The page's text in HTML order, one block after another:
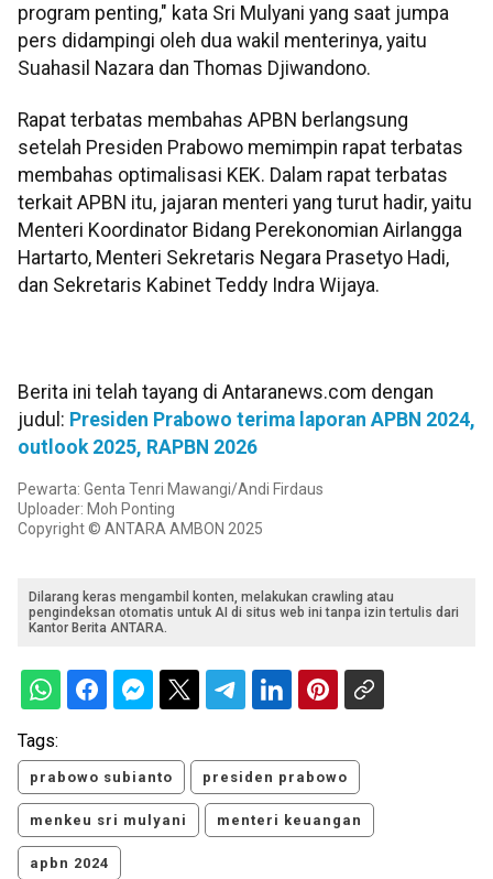
program penting," kata Sri Mulyani yang saat jumpa
pers didampingi oleh dua wakil menterinya, yaitu
Suahasil Nazara dan Thomas Djiwandono.
Rapat terbatas membahas APBN berlangsung
setelah Presiden Prabowo memimpin rapat terbatas
membahas optimalisasi KEK. Dalam rapat terbatas
terkait APBN itu, jajaran menteri yang turut hadir, yaitu
Menteri Koordinator Bidang Perekonomian Airlangga
Hartarto, Menteri Sekretaris Negara Prasetyo Hadi,
dan Sekretaris Kabinet Teddy Indra Wijaya.
Berita ini telah tayang di Antaranews.com dengan
judul: Presiden Prabowo terima laporan APBN 2024,
outlook 2025, RAPBN 2026
Pewarta: Genta Tenri Mawangi/Andi Firdaus
Uploader: Moh Ponting
Copyright © ANTARA AMBON 2025
Dilarang keras mengambil konten, melakukan crawling atau
pengindeksan otomatis untuk AI di situs web ini tanpa izin tertulis dari
Kantor Berita ANTARA.
Tags:
prabowo subianto presiden prabowo
menkeu sri mulyani menteri keuangan
apbn 2024